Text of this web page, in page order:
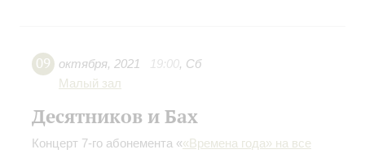
09 октября, 2021 19:00, Сб
Малый зал
Десятников и Бах
Концерт 7-го абонемента ««Времена года» на все